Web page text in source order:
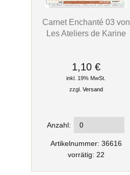
Carnet Enchanté 03 von
Les Ateliers de Karine
1,10 €
inkl. 19% MwSt.
zzgl. Versand
Anzahl:
Artikelnummer: 36616
vorrätig: 22